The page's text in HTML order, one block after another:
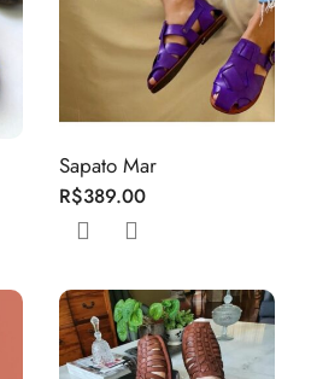
Sapato Mar
R$389.00